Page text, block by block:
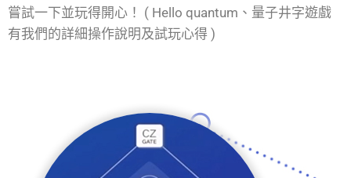
嘗試一下並玩得開心！ ( Hello quantum、量子井字遊戲
有我們的詳細操作說明及試玩心得 )